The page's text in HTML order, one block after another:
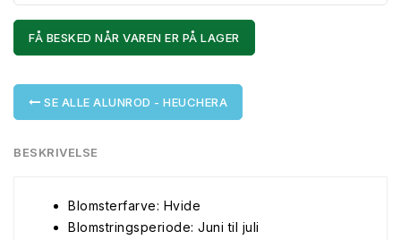
FÅ BESKED NÅR VAREN ER PÅ LAGER
SE ALLE ALUNROD - HEUCHERA
BESKRIVELSE
Blomsterfarve: Hvide
Blomstringsperiode: Juni til juli